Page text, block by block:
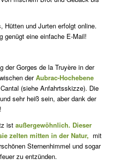
Hütten und Jurten erfolgt online.
genügt eine einfache E-Mail!
der Gorges de la Truyère in der
derAubrac-Hochebene
(siehe Anfahrtsskizze). Die
sehr heiß sein, aber dank der
ist außergewöhnlich. Dieser
zelten mitten in der Natur, mit
Sternenhimmel und sogar
zu entzünden.